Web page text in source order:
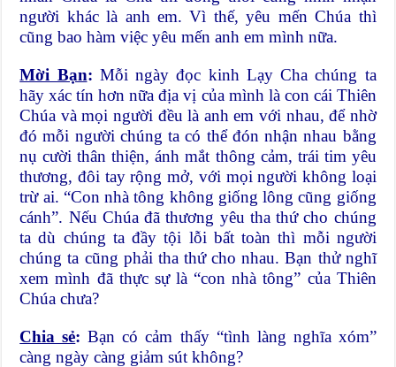
người khác là anh em. Vì thế, yêu mến Chúa thì
cũng bao hàm việc yêu mến anh em mình nữa.
Mời Bạn: Mỗi ngày đọc kinh Lạy Cha chúng ta
hãy xác tín hơn nữa địa vị của mình là con cái Thiên
Chúa và mọi người đều là anh em với nhau, để nhờ
đó mỗi người chúng ta có thể đón nhận nhau bằng
nụ cười thân thiện, ánh mắt thông cảm, trái tim yêu
thương, đôi tay rộng mở, với mọi người không loại
trừ ai. “Con nhà tông không giống lông cũng giống
cánh”. Nếu Chúa đã thương yêu tha thứ cho chúng
ta dù chúng ta đầy tội lỗi bất toàn thì mỗi người
chúng ta cũng phải tha thứ cho nhau. Bạn thử nghĩ
xem mình đã thực sự là “con nhà tông” của Thiên
Chúa chưa?
Chia sẻ: Bạn có cảm thấy “tình làng nghĩa xóm”
càng ngày càng giảm sút không?